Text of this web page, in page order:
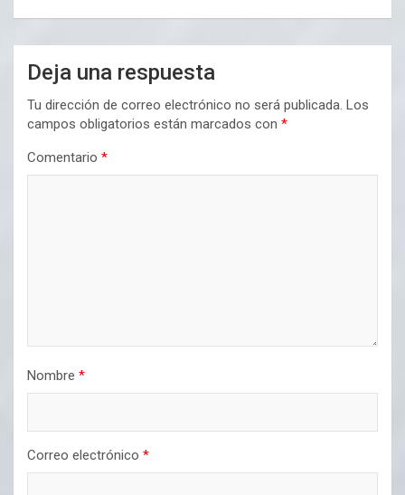
Deja una respuesta
Tu dirección de correo electrónico no será publicada. Los
campos obligatorios están marcados con *
Comentario *
Nombre *
Correo electrónico *